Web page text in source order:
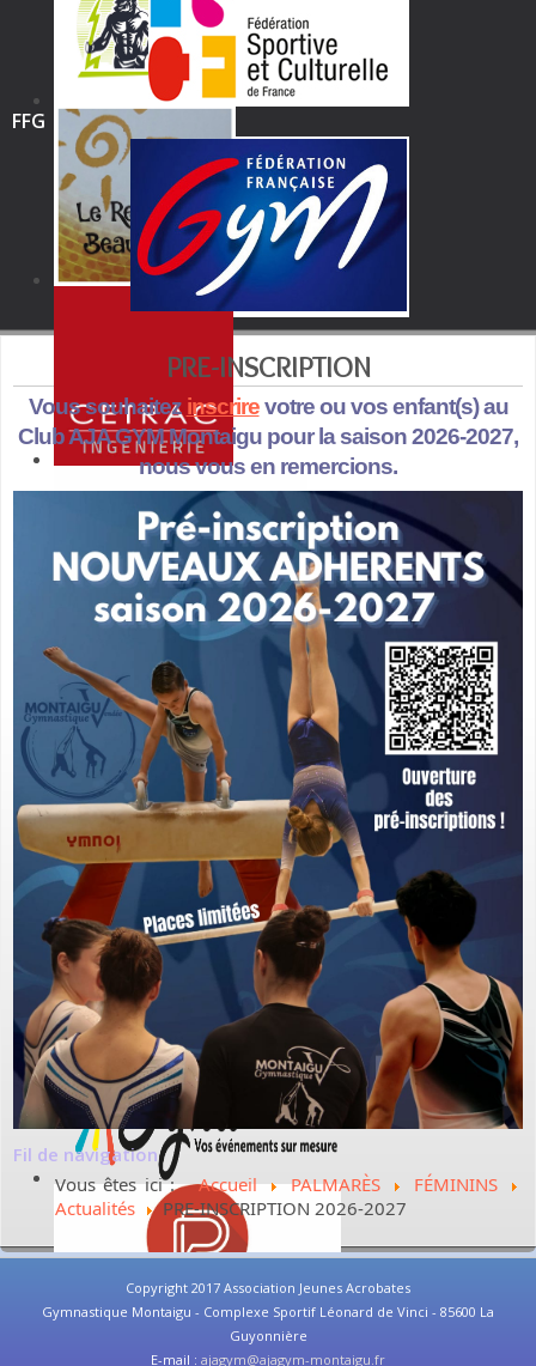
FFG
PRE-INSCRIPTION
Vous souhaitez inscrirevotre ou vos enfant(s) au
Club AJA GYM Montaigu pour la saison 2026-2027,
nous vous en remercions.
Fil de navigation
Vous êtes ici :Accueil PALMARÈS
FÉMININS
Actualités
PRE-INSCRIPTION 2026-2027
Copyright 2017 Association Jeunes Acrobates
Gymnastique Montaigu - Complexe Sportif Léonard de Vinci - 85600 La
Guyonnière
E-mail : ajagym@ajagym-montaigu.fr